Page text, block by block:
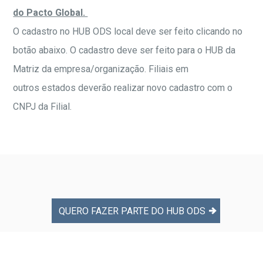
do Pacto Global. ​
O cadastro no HUB ODS local deve ser feito clicando no
botão abaixo. O cadastro deve ser feito para o HUB da
Matriz da empresa/organização. Filiais em
outros estados deverão realizar novo cadastro com o
CNPJ da Filial.​
QUERO FAZER PARTE DO HUB ODS